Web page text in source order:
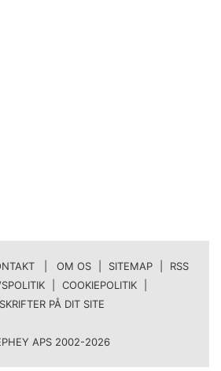
| OM OS SITEMAP
RSS
COOKIEPOLITIK
PÅ DIT SITE
APS 2002-2026